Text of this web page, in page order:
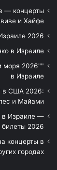
— концерты
и Хайфе
2026
в Израиле
моря 2026"
в Израиле
в США 2026:
и Майами
в Израиле —
билеты 2026
концерты в
городах